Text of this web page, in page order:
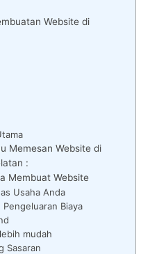
Website di
Memesan Website di
:
Membuat Website
Usaha Anda
Biaya
mudah
Sasaran